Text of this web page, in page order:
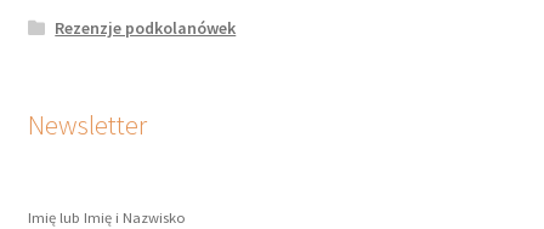
Rezenzje podkolanówek
Newsletter
Imię lub Imię i Nazwisko